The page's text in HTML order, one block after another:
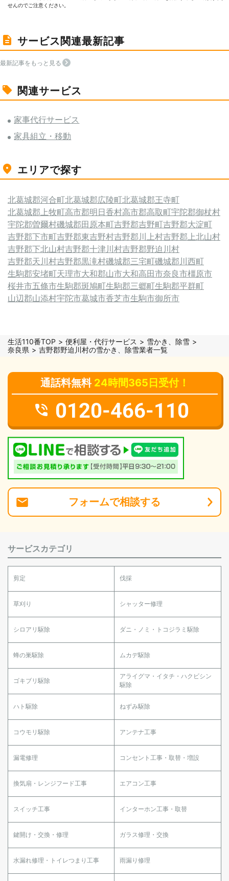
せんのでご注意ください。
サービス関連最新記事
最新記事をもっと見る
関連サービス
家事代行サービス
家具組立・移動
エリアで探す
北葛城郡河合町北葛城郡広陵町北葛城郡王寺町
北葛城郡上牧町高市郡明日香村高市郡高取町宇陀郡御杖村
宇陀郡曽爾村磯城郡田原本町吉野郡吉野町吉野郡大淀町
吉野郡下市町吉野郡東吉野村吉野郡川上村吉野郡上北山村
吉野郡下北山村吉野郡十津川村吉野郡野迫川村
吉野郡天川村吉野郡黒滝村磯城郡三宅町磯城郡川西町
生駒郡安堵町天理市大和郡山市大和高田市奈良市橿原市
桜井市五條市生駒郡斑鳩町生駒郡三郷町生駒郡平群町
山辺郡山添村宇陀市葛城市香芝市生駒市御所市
生活110番TOP 便利屋・代行サービス
雪かき、除雪
奈良県
吉野郡野迫川村の雪かき、除雪業者一覧
通話料無料 24時間365日受付！
0120-466-110
フォームで相談する
サービスカテゴリ
剪定 伐採
草刈り シャッター修理
シロアリ駆除 ダニ・ノミ・トコジラミ駆除
蜂の巣駆除 ムカデ駆除
ゴキブリ駆除
アライグマ・イタチ・ハクビシン
駆除
ハト駆除 ねずみ駆除
コウモリ駆除 アンテナ工事
漏電修理 コンセント工事・取替・増設
換気扇・レンジフード工事 エアコン工事
スイッチ工事 インターホン工事・取替
鍵開け・交換・修理 ガラス修理・交換
水漏れ修理・トイレつまり工事 雨漏り修理